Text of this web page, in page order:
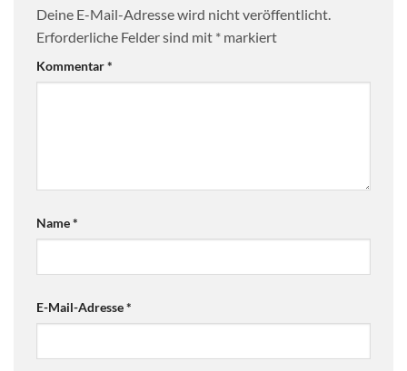
Deine E-Mail-Adresse wird nicht veröffentlicht.
Erforderliche Felder sind mit * markiert
Kommentar*
Name*
E-Mail-Adresse*